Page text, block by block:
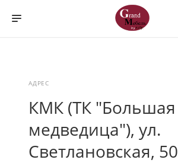
АДРЕС
КМК (ТК "Большая
медведица"), ул.
Светлановская, 50